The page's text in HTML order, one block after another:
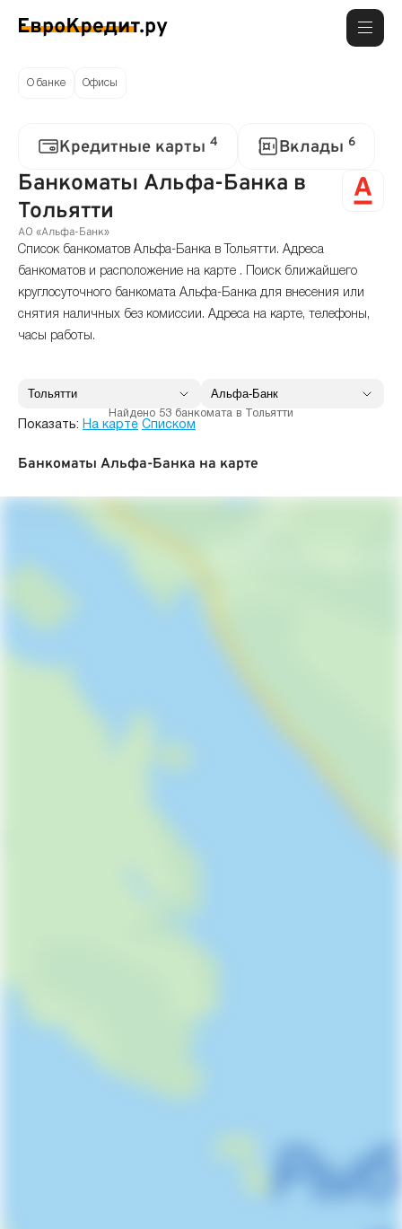
О банке Офисы
Кредитные карты 4 Вклады 6
Банкоматы Альфа-Банка в
Тольятти
АО «Альфа-Банк»
Список банкоматов Альфа-Банка в Тольятти. Адреса
банкоматов и расположение на карте . Поиск ближайшего
круглосуточного банкомата Альфа-Банка для внесения или
снятия наличных без комиссии. Адреса на карте, телефоны,
часы работы.
Найдено 53 банкомата в Тольятти
Показать: На карте Списком
Банкоматы Альфа-Банка на карте